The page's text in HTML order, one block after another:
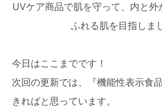
UVケア商品で肌を守って、内と
ふれる肌を目指しま
今日はここまでです！
次回の更新では、『機能性表示食
きればと思っています。